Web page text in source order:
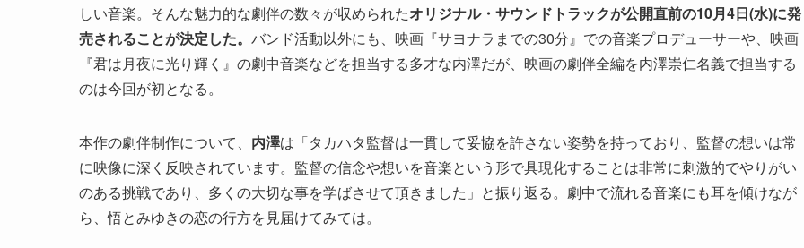
しい音楽。そんな魅力的な劇伴の数々が収められたオリジナル・サウンドトラックが公開直前の10月4日(水)に発
売されることが決定した。 バンド活動以外にも、映画『サヨナラまでの30分』での音楽プロデューサーや、映画
『君は月夜に光り輝く』の劇中音楽などを担当する多才な内澤だが、映画の劇伴全編を内澤崇仁名義で担当する
のは今回が初となる。
本作の劇伴制作について、 内澤は「タカハタ監督は一貫して妥協を許さない姿勢を持っており、監督の想いは常
に映像に深く反映されています。監督の信念や想いを音楽という形で具現化することは非常に刺激的でやりがい
のある挑戦であり、多くの大切な事を学ばさせて頂きました」と振り返る。劇中で流れる音楽にも耳を傾けなが
ら、悟とみゆきの恋の行方を見届けてみては。